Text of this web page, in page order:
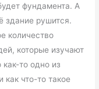
фундамента. А
здание рушится.
количество
которые изучают
как-то одно из
что-то такое